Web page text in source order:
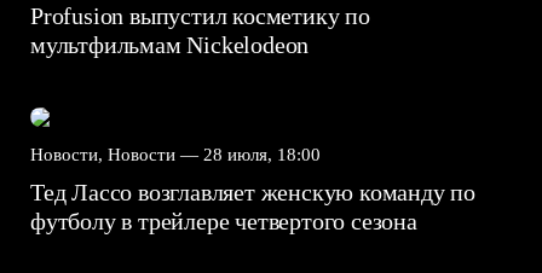
Profusion выпустил косметику по
мультфильмам Nickelodeon
Новости, Новости — 28 июля, 18:00
Тед Лассо возглавляет женскую команду по
футболу в трейлере четвертого сезона